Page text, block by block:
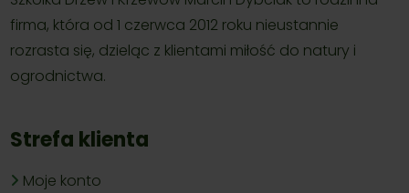
firma, która od 1 czerwca 2012 roku nieustannie
rozrasta się, dzieląc z klientami miłość do natury i
ogrodnictwa.
Strefa klienta
Moje konto